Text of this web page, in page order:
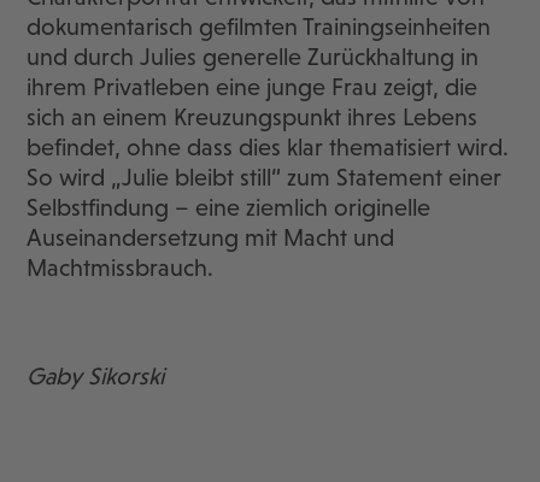
dokumentarisch gefilmten Trainingseinheiten
und durch Julies generelle Zurückhaltung in
ihrem Privatleben eine junge Frau zeigt, die
sich an einem Kreuzungspunkt ihres Lebens
befindet, ohne dass dies klar thematisiert wird.
So wird „Julie bleibt still“ zum Statement einer
Selbstfindung – eine ziemlich originelle
Auseinandersetzung mit Macht und
Machtmissbrauch.
Gaby Sikorski